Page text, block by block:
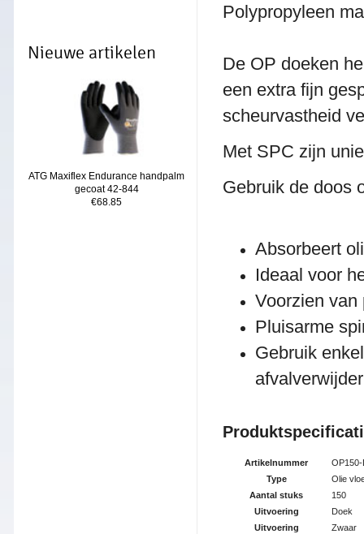
Nieuwe artikelen
ATG Maxiflex Endurance handpalm
gecoat 42-844
€68.85
Polypropyleen
De OP doeken
een extra fijn
scheurvastheid
Met SPC zijn
Gebruik de doos
Absorbeert
Ideaal voor
Voorzien van
Pluisarme
Gebruik
Produktspe
Artikelnummer
OP150-
Type
Olie
Aantal stuks
150
Uitvoering
Doek
Uitvoering
Zwaar